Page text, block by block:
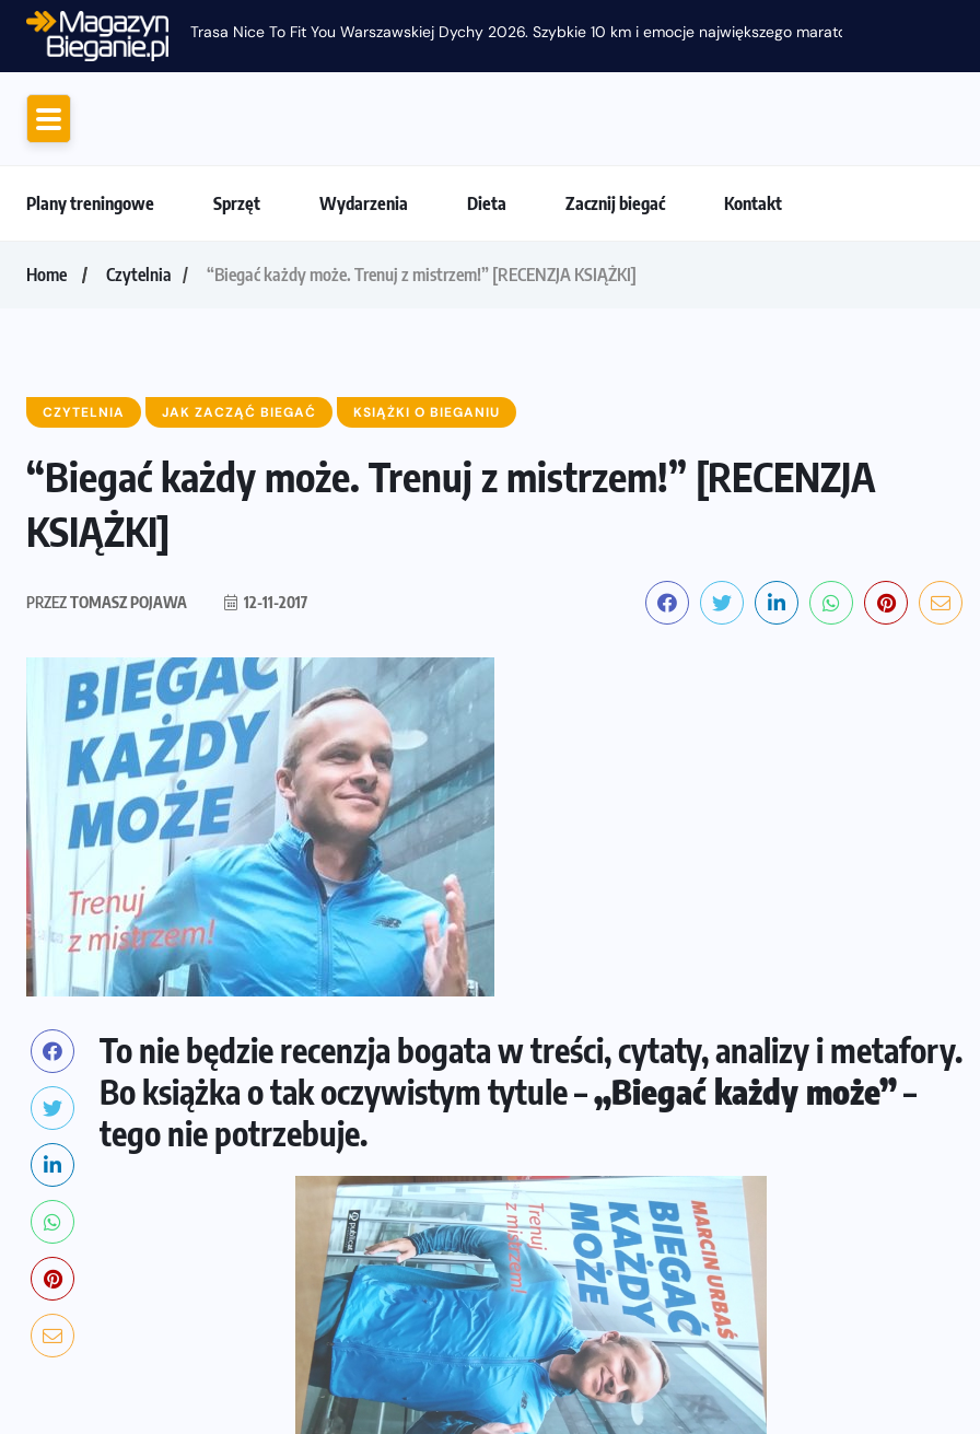
Trasa Nice To Fit You Warszawskiej Dychy 2026. Szybkie 10 km i emocje największego maratonu w...
Plany treningowe Sprzęt Wydarzenia Dieta Zacznij biegać Kontakt
Home Czytelnia “Biegać każdy może. Trenuj z mistrzem!” [RECENZJA KSIĄŻKI]
CZYTELNIA JAK ZACZĄĆ BIEGAĆ KSIĄŻKI O BIEGANIU
“Biegać każdy może. Trenuj z mistrzem!” [RECENZJA
KSIĄŻKI]
PRZEZTOMASZ POJAWA 12-11-2017
To nie będzie recenzja bogata w treści, cytaty, analizy i metafory.
Bo książka o tak oczywistym tytule –„Biegać każdy może”–
tego nie potrzebuje.